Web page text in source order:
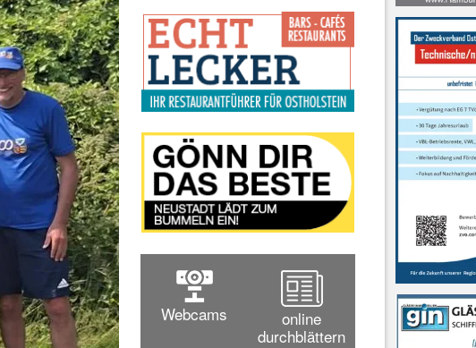
Webcams
online
durchblättern